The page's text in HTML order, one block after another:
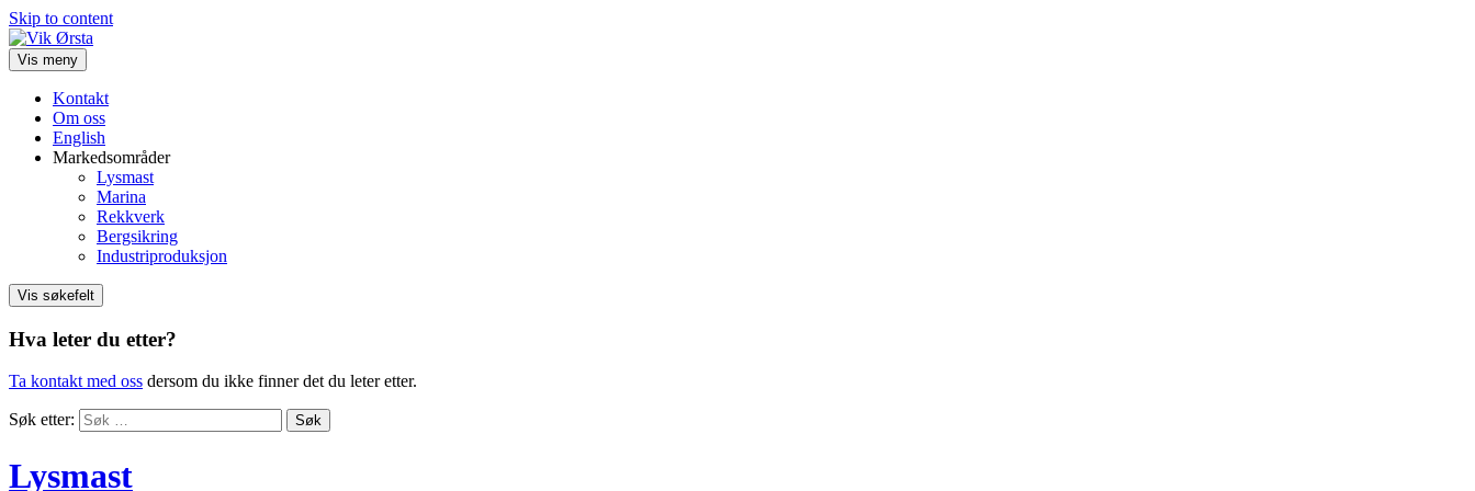
Skip to content
Vis meny
Kontakt
Om oss
English
Markedsområder
Lysmast
Marina
Rekkverk
Bergsikring
Industriproduksjon
Vis søkefelt
Hva leter du etter?
Ta kontakt med oss dersom du ikke finner det du leter etter.
Søk etter:
Lysmast